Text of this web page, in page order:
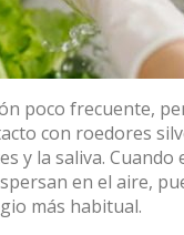
poco frecuente,
con roedores
y la saliva. Cuando
en el aire,
más habitual.